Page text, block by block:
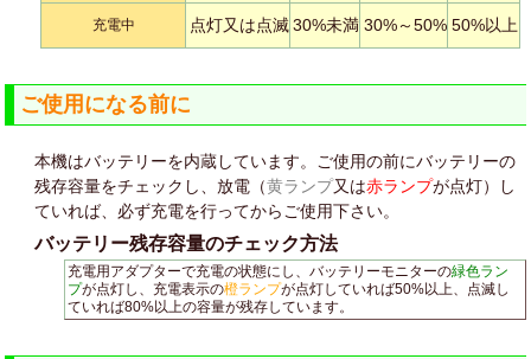
充電中 点灯又は点滅 30%未満 30%～50% 50%以上
ご使用になる前に
本機はバッテリーを内蔵しています。ご使用の前にバッテリーの
残存容量をチェックし、放電（黄ランプ又は赤ランプが点灯）し
ていれば、必ず充電を行ってからご使用下さい。
バッテリー残存容量のチェック方法
充電用アダプターで充電の状態にし、バッテリーモニターの緑色ラン
プが点灯し、充電表示の橙ランプが点灯していれば50%以上、点滅し
ていれば80%以上の容量が残存しています。